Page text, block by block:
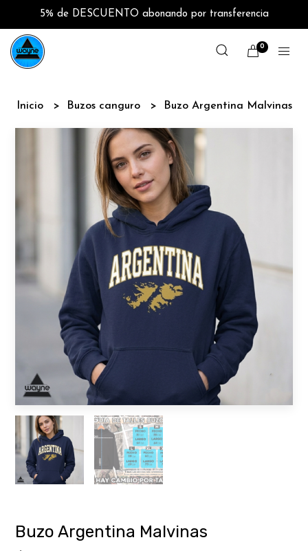
5% de DESCUENTO abonando por transferencia
0
Inicio Buzos canguro Buzo Argentina Malvinas
Buzo Argentina Malvinas